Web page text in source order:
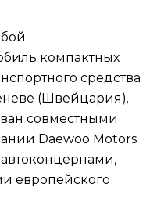
компактных
средства
(Швейцария).
совместными
Daewoo Motors
европейского